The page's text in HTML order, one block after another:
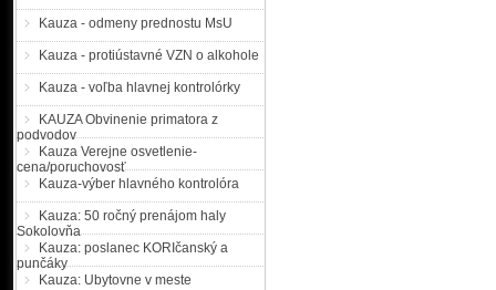
Kauza - odmeny prednostu MsU
Kauza - protiústavné VZN o alkohole
Kauza - voľba hlavnej kontrolórky
KAUZA Obvinenie primatora z
podvodov
Kauza Verejne osvetlenie-
cena/poruchovosť
Kauza-výber hlavného kontrolóra
Kauza: 50 ročný prenájom haly
Sokolovňa
Kauza: poslanec KORIčanský a
punčáky
Kauza: Ubytovne v meste